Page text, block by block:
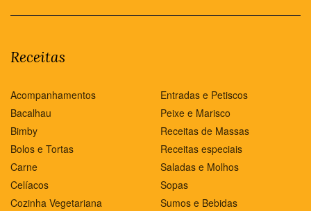
Receitas
Acompanhamentos
Bacalhau
Bimby
Bolos e Tortas
Carne
Celíacos
Cozinha Vegetariana
Entradas e Petiscos
Peixe e Marisco
Receitas de Massas
Receitas especiais
Saladas e Molhos
Sopas
Sumos e Bebidas